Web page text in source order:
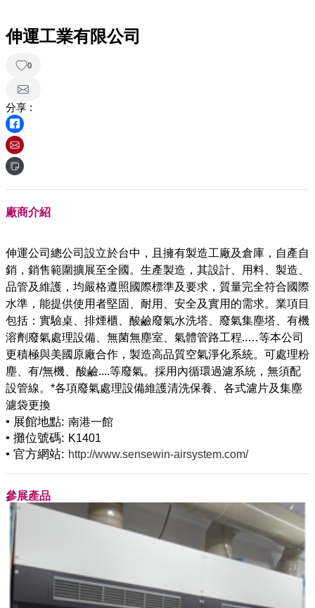
伸運工業有限公司
0
分享 :
廠商介紹
伸運公司總公司設立於台中，且擁有製造工廠及倉庫，自產自
銷，銷售範圍擴展至全國。生產製造，其設計、用料、製造、
品管及維護，均嚴格遵照國際標準及要求，質量完全符合國際
水準，能提供使用者堅固、耐用、安全及實用的需求。業項目
包括：實驗桌、排煙櫃、酸鹼廢氣水洗塔、廢氣集塵塔、有機
溶劑廢氣處理設備、無菌無塵室、氣體管路工程..…等本公司
更積極與美國原廠合作，製造高品質空氣淨化系統。可處理粉
塵、有/無機、酸鹼....等廢氣。採用內循環過濾系統，無須配
設管線。*各項廢氣處理設備維護清洗保養、各式濾片及集塵
• 展館地點: 南港一館
• 攤位號碼: K1401
• 官方網站: http://www.sensewin-airsystem.com/
參展產品